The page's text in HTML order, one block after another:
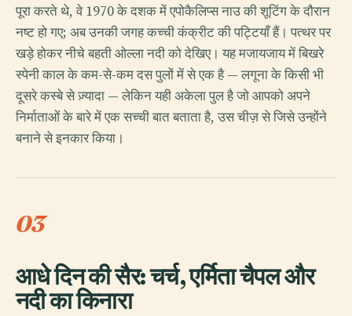
पूरा करते थे, वे 1970 के दशक में एपोकैलिप्स नाउ की शूटिंग के दौरान
नष्ट हो गए; अब उनकी जगह कच्ची कंक्रीट की पट्टियाँ हैं। पत्थर पर
खड़े होकर नीचे बहती ओल्ला नदी को देखिए। यह मजायजाय में बिखरे
स्पेनी काल के कम-से-कम दस पुलों में से एक है — लगूना के किसी भी
दूसरे कस्बे से ज़्यादा — लेकिन यही अकेला पुल है जो आपको अपने
निर्माताओं के बारे में एक सच्ची बात बताता है, उस चीज़ से जिसे उन्होंने
बनाने से इनकार किया।
03
आधे दिन की सैर: चर्च, एर्मिता चैपल और
नदी का किनारा